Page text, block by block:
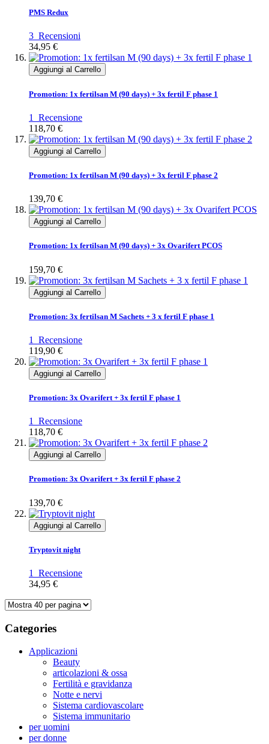
PMS Redux
3 Recensioni
34,95 €
Aggiungi al Carrello
Promotion: 1x fertilsan M (90 days) + 3x fertil F phase 1
1 Recensione
118,70 €
Aggiungi al Carrello
Promotion: 1x fertilsan M (90 days) + 3x fertil F phase 2
139,70 €
Aggiungi al Carrello
Promotion: 1x fertilsan M (90 days) + 3x Ovarifert PCOS
159,70 €
Aggiungi al Carrello
Promotion: 3x fertilsan M Sachets + 3 x fertil F phase 1
1 Recensione
119,90 €
Aggiungi al Carrello
Promotion: 3x Ovarifert + 3x fertil F phase 1
1 Recensione
118,70 €
Aggiungi al Carrello
Promotion: 3x Ovarifert + 3x fertil F phase 2
139,70 €
Aggiungi al Carrello
Tryptovit night
1 Recensione
34,95 €
Categories
Applicazioni
Beauty
articolazioni & ossa
Fertilità e gravidanza
Notte e nervi
Sistema cardiovascolare
Sistema immunitario
per uomini
per donne